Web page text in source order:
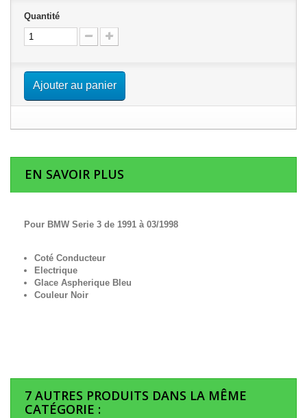
Quantité
Ajouter au panier
EN SAVOIR PLUS
Pour BMW Serie 3 de 1991 à 03/1998
Coté Conducteur
Electrique
Glace Aspherique Bleu
Couleur Noir
7 AUTRES PRODUITS DANS LA MÊME
CATÉGORIE :